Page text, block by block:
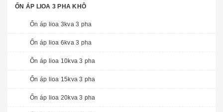
ỔN ÁP LIOA 3 PHA KHÔ
Ổn áp lioa 3kva 3 pha
Ổn áp lioa 6kva 3 pha
Ổn áp lioa 10kva 3 pha
Ổn áp lioa 15kva 3 pha
Ổn áp lioa 20kva 3 pha